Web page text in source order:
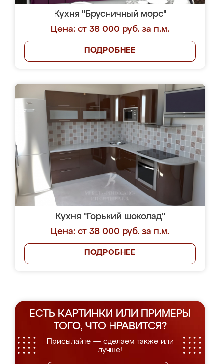
Кухня "Брусничный морс"
Цена: от 38 000 руб. за п.м.
ПОДРОБНЕЕ
Кухня "Горький шоколад"
Цена: от 38 000 руб. за п.м.
ПОДРОБНЕЕ
ЕСТЬ КАРТИНКИ ИЛИ ПРИМЕРЫ
ТОГО, ЧТО НРАВИТСЯ?
Присылайте — сделаем также или
лучше!